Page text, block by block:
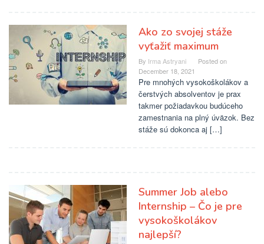
Ako zo svojej stáže
vyťažiť maximum
By Irma Astryani
Posted on
December 18, 2021
Pre mnohých vysokoškolákov a
čerstvých absolventov je prax
takmer požiadavkou budúceho
zamestnania na plný úväzok. Bez
stáže sú dokonca aj […]
Summer Job alebo
Internship – Čo je pre
vysokoškolákov
najlepší?